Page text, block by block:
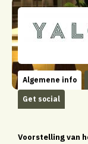
Algemene info
Get social
Voorstelling van